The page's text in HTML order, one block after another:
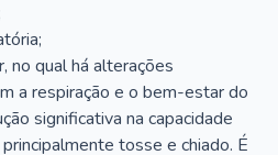
no qual há alterações
a respiração e o bem-estar do
significativa na capacidade
tosse e chiado. É